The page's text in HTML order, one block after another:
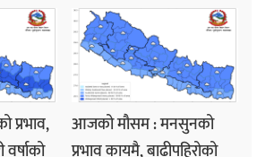
प्रभाव,
आजको मौसम : मनसुनको